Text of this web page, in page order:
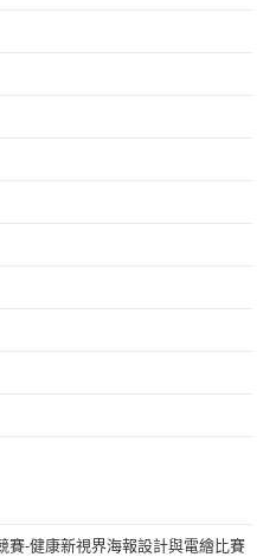
賽-健康新視界海報設計與電繪比賽